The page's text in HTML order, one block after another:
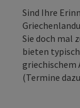
Sind Ihre
Sie doch mal
bieten
griechischem
(Termine